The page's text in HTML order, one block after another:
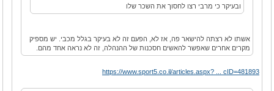
ובעיקר כי מרבי רצו לחסוך את השכר שלו
אשתו לא רצתה להישאר פה, אז לא, הפעם זה לא בעיקר בגלל מכבי. יש מספיק
מקרים אחרים שאפשר להאשים חסכנות של ההנהלה, זה לא נראה אחד מהם.
https://www.sport5.co.il/articles.aspx? ... cID=481893